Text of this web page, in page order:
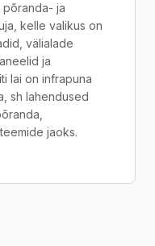
põranda- ja
kelle valikus on
välialade
ja
lai on infrapuna
sh lahendused
jaoks.